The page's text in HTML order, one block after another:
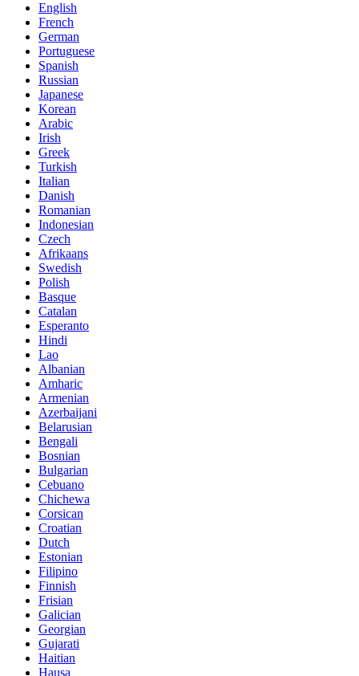
English
French
German
Portuguese
Spanish
Russian
Japanese
Korean
Arabic
Irish
Greek
Turkish
Italian
Danish
Romanian
Indonesian
Czech
Afrikaans
Swedish
Polish
Basque
Catalan
Esperanto
Hindi
Lao
Albanian
Amharic
Armenian
Azerbaijani
Belarusian
Bengali
Bosnian
Bulgarian
Cebuano
Chichewa
Corsican
Croatian
Dutch
Estonian
Filipino
Finnish
Frisian
Galician
Georgian
Gujarati
Haitian
Hausa